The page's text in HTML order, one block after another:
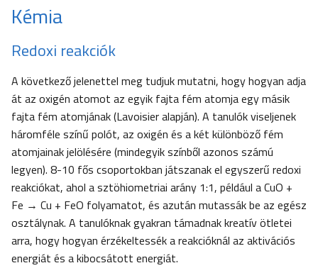
Kémia
Redoxi reakciók
A következő jelenettel meg tudjuk mutatni, hogy hogyan adja
át az oxigén atomot az egyik fajta fém atomja egy másik
fajta fém atomjának (Lavoisier alapján). A tanulók viseljenek
háromféle színű polót, az oxigén és a két különböző fém
atomjainak jelölésére (mindegyik színből azonos számú
legyen). 8-10 fős csoportokban játszanak el egyszerű redoxi
reakciókat, ahol a sztöhiometriai arány 1:1, például a CuO +
Fe → Cu + FeO folyamatot, és azután mutassák be az egész
osztálynak. A tanulóknak gyakran támadnak kreatív ötletei
arra, hogy hogyan érzékeltessék a reakcióknál az aktivációs
energiát és a kibocsátott energiát.